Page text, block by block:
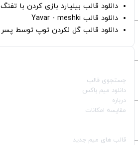
دانلود قالب بیلیارد بازی کردن با تفنگ
دانلود قالب Yavar - meshki
دانلود قالب گل نکردن توپ توسط پسر
جستجوی قالب
دانلود میم باکس
درباره
مقایسه امکانات
قالب‌ های میم جدید